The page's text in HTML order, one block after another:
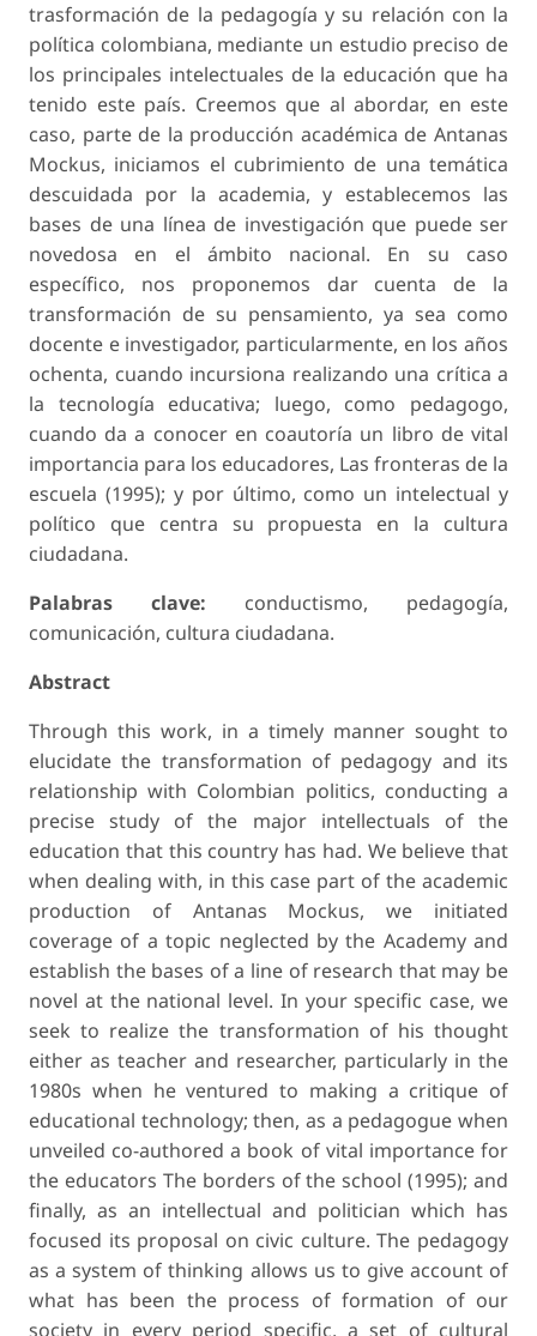
trasformación de la pedagogía y su relación con la
política colombiana, mediante un estudio preciso de
los principales intelectuales de la educación que ha
tenido este país. Creemos que al abordar, en este
caso, parte de la producción académica de Antanas
Mockus, iniciamos el cubrimiento de una temática
descuidada por la academia, y establecemos las
bases de una línea de investigación que puede ser
novedosa en el ámbito nacional. En su caso
específico, nos proponemos dar cuenta de la
transformación de su pensamiento, ya sea como
docente e investigador, particularmente, en los años
ochenta, cuando incursiona realizando una crítica a
la tecnología educativa; luego, como pedagogo,
cuando da a conocer en coautoría un libro de vital
importancia para los educadores, Las fronteras de la
escuela (1995); y por último, como un intelectual y
político que centra su propuesta en la cultura
ciudadana.
Palabras clave: conductismo, pedagogía,
comunicación, cultura ciudadana.
Abstract
Through this work, in a timely manner sought to
elucidate the transformation of pedagogy and its
relationship with Colombian politics, conducting a
precise study of the major intellectuals of the
education that this country has had. We believe that
when dealing with, in this case part of the academic
production of Antanas Mockus, we initiated
coverage of a topic neglected by the Academy and
establish the bases of a line of research that may be
novel at the national level. In your specific case, we
seek to realize the transformation of his thought
either as teacher and researcher, particularly in the
1980s when he ventured to making a critique of
educational technology; then, as a pedagogue when
unveiled co-authored a book of vital importance for
the educators The borders of the school (1995); and
finally, as an intellectual and politician which has
focused its proposal on civic culture. The pedagogy
as a system of thinking allows us to give account of
what has been the process of formation of our
society in every period specific, a set of cultural